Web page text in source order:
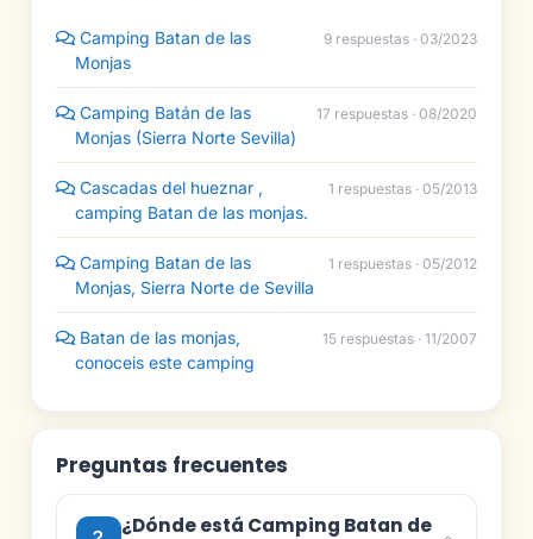
Camping Batan de las
Monjas
9 respuestas · 03/2023
Camping Batán de las
Monjas (Sierra Norte Sevilla)
17 respuestas · 08/2020
Cascadas del hueznar ,
camping Batan de las monjas.
1 respuestas · 05/2013
Camping Batan de las
Monjas, Sierra Norte de Sevilla
1 respuestas · 05/2012
Batan de las monjas,
conoceis este camping
15 respuestas · 11/2007
Preguntas frecuentes
¿Dónde está Camping Batan de